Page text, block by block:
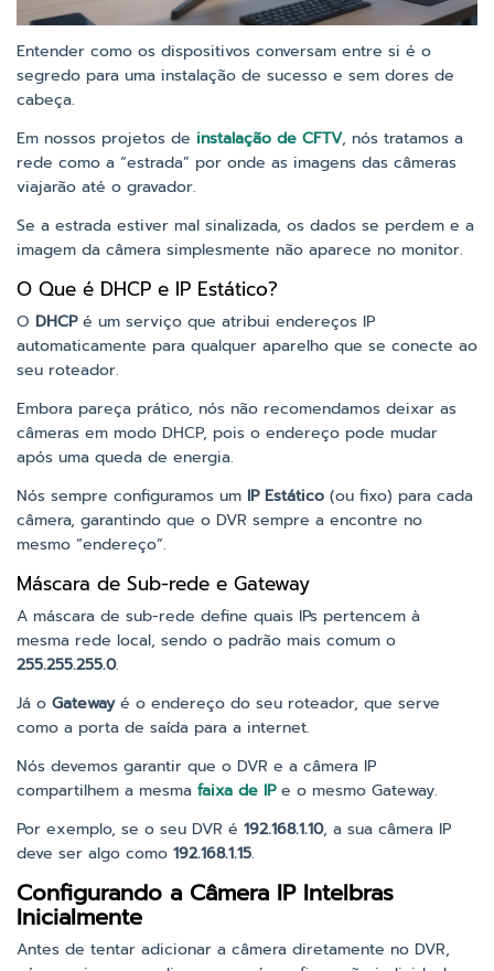
Entender como os dispositivos conversam entre si é o
segredo para uma instalação de sucesso e sem dores de
cabeça.
Em nossos projetos de instalação de CFTV, nós tratamos a
rede como a “estrada” por onde as imagens das câmeras
viajarão até o gravador.
Se a estrada estiver mal sinalizada, os dados se perdem e a
imagem da câmera simplesmente não aparece no monitor.
O Que é DHCP e IP Estático?
O DHCPé um serviço que atribui endereços IP
automaticamente para qualquer aparelho que se conecte ao
seu roteador.
Embora pareça prático, nós não recomendamos deixar as
câmeras em modo DHCP, pois o endereço pode mudar
após uma queda de energia.
Nós sempre configuramos um IP Estático (ou fixo) para cada
câmera, garantindo que o DVR sempre a encontre no
mesmo “endereço”.
Máscara de Sub-rede e Gateway
A máscara de sub-rede define quais IPs pertencem à
mesma rede local, sendo o padrão mais comum o
255.255.255.0.
Já o Gatewayé o endereço do seu roteador, que serve
como a porta de saída para a internet.
Nós devemos garantir que o DVR e a câmera IP
compartilhem a mesma faixa de IPe o mesmo Gateway.
Por exemplo, se o seu DVR é 192.168.1.10, a sua câmera IP
deve ser algo como 192.168.1.15.
Configurando a Câmera IP Intelbras
Inicialmente
Antes de tentar adicionar a câmera diretamente no DVR,